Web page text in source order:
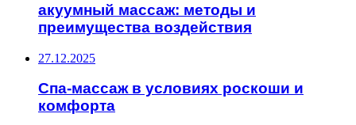
акуумный массаж: методы и
преимущества воздействия
27.12.2025
Спа-массаж в условиях роскоши и
комфорта